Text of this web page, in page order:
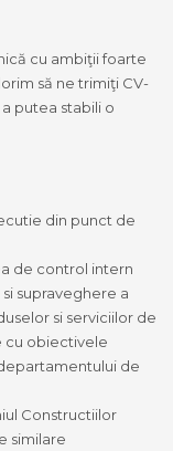
cu ambiţii foarte
să ne trimiţi CV-
putea stabili o
din punct de
de control intern
supraveghere a
si serviciilor de
cu obiectivele
de
Constructiilor
similare